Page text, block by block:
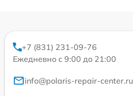
+7 (831) 231-09-76
Ежедневно с 9:00 до 21:00
info@polaris-repair-center.ru